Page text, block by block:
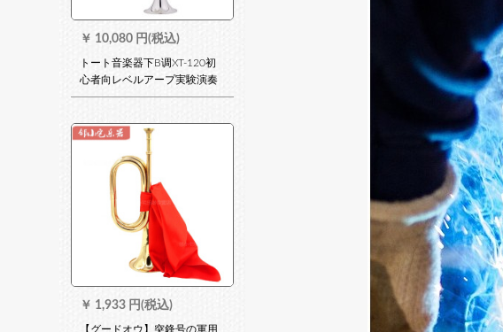
￥ 10,080 円(税込)
トート音楽器下B调XT-120初
心者向レベルアープ実験演奏
真鍮学生成人鼓号队演奏型シ
￥ 1,933 円(税込)
【グードオウ】突鋒号の軍用